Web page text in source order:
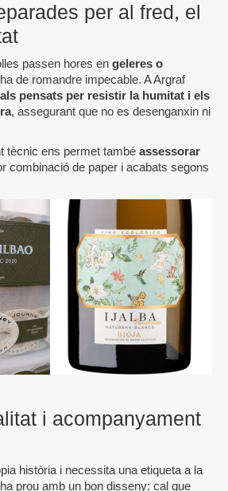
per al fred, el
passen hores en geleres o
ha de romandre impecable. A Argraf
pensats per resistir la humitat i els
, assegurant que no es desenganxin ni
tècnic ens permet també assessorar
combinació de paper i acabats segons
i acompanyament
història i necessita una etiqueta a la
prou amb un bon disseny: cal que